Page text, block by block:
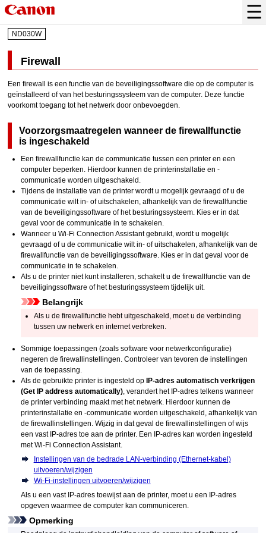
ND030W
Firewall
Een firewall is een functie van de beveiligingssoftware die op de computer is
geïnstalleerd of van het besturingssysteem van de computer. Deze functie
voorkomt toegang tot het netwerk door onbevoegden.
Voorzorgsmaatregelen wanneer de firewallfunctie
is ingeschakeld
Een firewallfunctie kan de communicatie tussen eenprinter en een
computer beperken. Hierdoor kunnen deprinterinstallatie en -
communicatie worden uitgeschakeld.
Tijdens de installatie van deprinter wordt u mogelijk gevraagd of u de
communicatie wilt in- of uitschakelen, afhankelijk van de firewallfunctie
van de beveiligingssoftware of het besturingssysteem. Kies er in dat
geval voor de communicatie in te schakelen.
Wanneer uWi-Fi Connection Assistantgebruikt, wordt u mogelijk
gevraagd of u de communicatie wilt in- of uitschakelen, afhankelijk van de
firewallfunctie van de beveiligingssoftware. Kies er in dat geval voor de
communicatie in te schakelen.
Als u deprinter niet kunt installeren, schakelt u de firewallfunctie van de
beveiligingssoftware of het besturingssysteem tijdelijk uit.
Belangrijk
Als u de firewallfunctie hebt uitgeschakeld, moet u de verbinding
tussen uw netwerk en internet verbreken.
Sommige toepassingen (zoals software voor netwerkconfiguratie)
negeren de firewallinstellingen. Controleer van tevoren de instellingen
van de toepassing.
Als de gebruikteprinter is ingesteld opIP-adres automatisch verkrijgen
(Get IP address automatically) , verandert het IP-adres telkens wanneer
deprinter verbinding maakt met het netwerk. Hierdoor kunnen de
printerinstallatie en -communicatie worden uitgeschakeld, afhankelijk van
de firewallinstellingen. Wijzig in dat geval de firewallinstellingen of wijs
een vast IP-adres toe aan deprinter. Een IP-adres kan worden ingesteld
metWi-Fi Connection Assistant.
Instellingen van de bedrade LAN-verbinding (Ethernet-kabel)
uitvoeren/wijzigen
Wi-Fi-instellingen uitvoeren/wijzigen
Als u een vast IP-adres toewijst aan deprinter, moet u een IP-adres
opgeven waarmee de computer kan communiceren.
Opmerking